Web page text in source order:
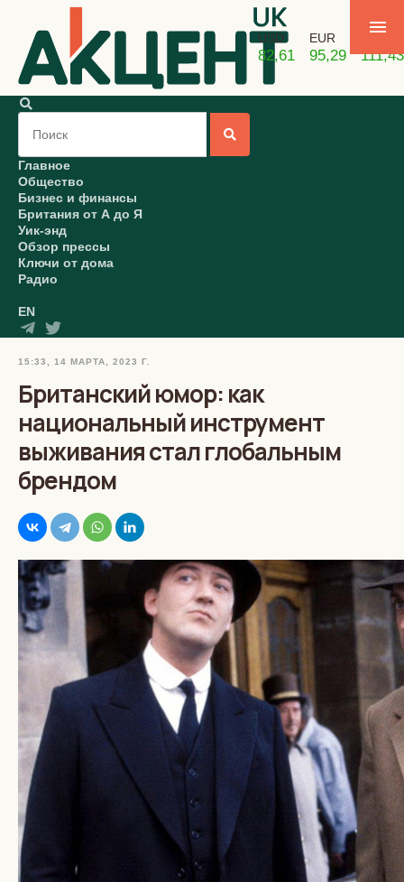
USD
82,61
EUR
95,29 111,43
Главное
Общество
Бизнес и финансы
Британия от А до Я
Уик-энд
Обзор прессы
Ключи от дома
Радио
EN
15:33, 14 МАРТА, 2023 Г.
Британский юмор: как
национальный инструмент
выживания стал глобальным
брендом